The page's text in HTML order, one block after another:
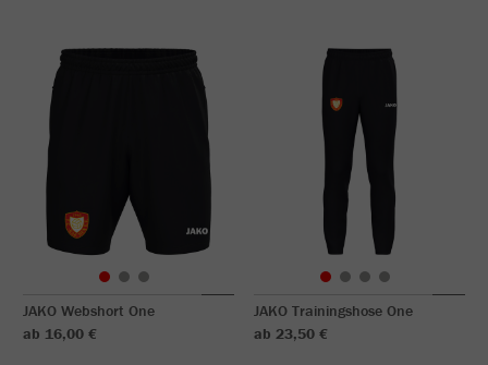
JAKO Webshort One
ab 16,00 €
JAKO Trainingshose One
ab 23,50 €